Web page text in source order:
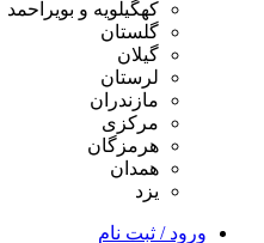
کهگیلویه و بویراحمد
گلستان
گیلان
لرستان
مازندران
مرکزی
هرمزگان
همدان
یزد
ورود / ثبت نام